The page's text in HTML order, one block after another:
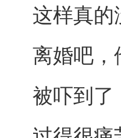
这样真的
离婚吧，
被吓到了